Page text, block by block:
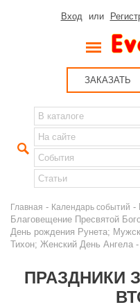
Вход или
ЗАКАЗАТЬ
Главная - Календарь событий -
Благовещение Пресвятой
День рождения Рунета;
Тихон; Женский День Ангела
ПРАЗДНИКИ